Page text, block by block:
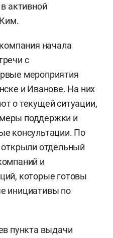
активной
начала
с
мероприятия
и Иванове. На них
о текущей ситуации,
поддержки и
консультации. По
отдельный
и
которые готовы
инициативы по
пункта выдачи